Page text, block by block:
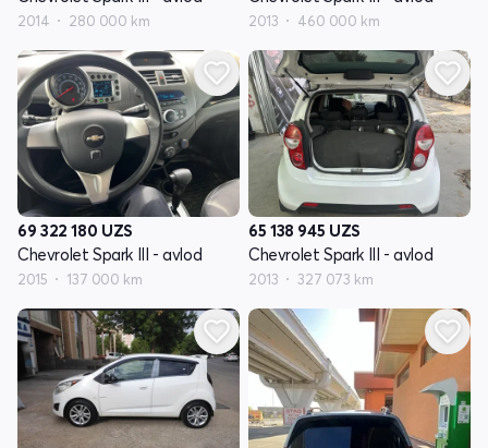
2014 280 000 km 2013 460 000 km
69 322 180 UZS
Chevrolet Spark III - avlod
2015 137 000 km
65 138 945 UZS
Chevrolet Spark III - avlod
2013 327 073 km